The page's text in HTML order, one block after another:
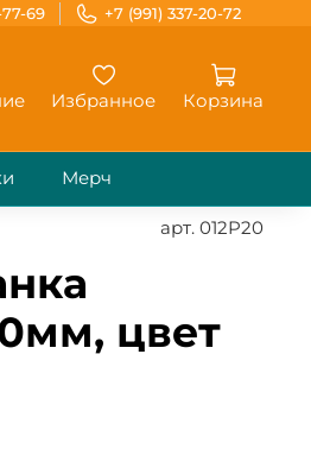
69 +7 (991) 337-20-72
Избранное Корзина
Мерч
арт. 012P20
цвет